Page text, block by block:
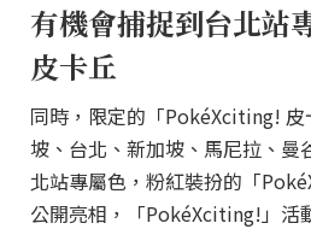
有機會捕捉到台北站
皮卡丘
同時，限定的「PokéXciting!
坡、台北、新加坡、馬尼拉、曼
北站專屬色，粉紅裝扮的「
公開亮相，「PokéXciting!」活